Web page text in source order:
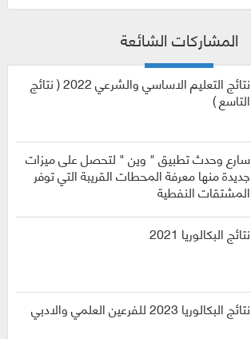
المشاركات الشائعة
نتائج التعليم الاساسي والشرعي 2022 ( نتائج
التاسع )
سارع وحدث تطبيق " وين " لتحصل على ميزات
جديدة منها معرفة المحطات القريبة التي توفر
المشتقات النفطية
نتائج البكالوريا 2021
نتائج البكالوريا 2023 للفرعين العلمي والادبي